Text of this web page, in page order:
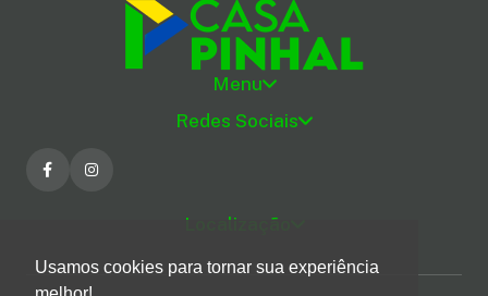
Usamos cookies para tornar sua experiência
Menu
Redes Sociais
Localização